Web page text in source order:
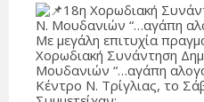
18η Χορωδιακή
Ν. Μουδανιών “…αγάπη
Με μεγάλη επιτυχία
Χορωδιακή Συνάντηση
Μουδανιών “…αγάπη
Κέντρο Ν. Τρίγλιας, το